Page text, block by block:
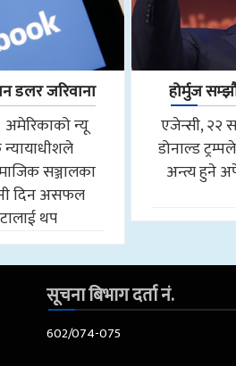
डलर जरिवाना
अमेरिकाको न्यू
सञ्जालका
दिन असफल
थप
होर्मुज
एजेन्सी, २२
डोनाल्ड
अन्त्य हुने
सूचना बिभाग दर्ता नं.
602/074-075